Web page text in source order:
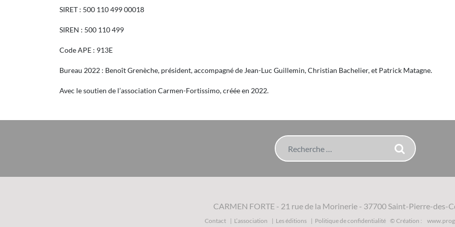
SIRET : 500 110 499 00018
SIREN : 500 110 499
Code APE : 913E
Bureau 2022 : Benoît Grenèche, président, accompagné de Jean-Luc Guillemin, Christian Bachelier, et Patrick Matagne.
Avec le soutien de l’association Carmen-Fortissimo, créée en 2022.
Rechercher
CARMEN FORTE - 21 rue de la Morinerie - 37700 Saint-Pierre-des-
Contact L’association Les éditions Politique de confidentialité © Création :